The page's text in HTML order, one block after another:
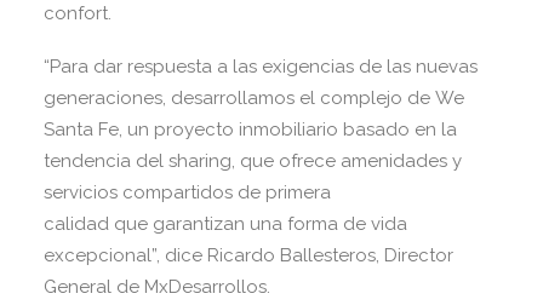
confort.
“Para dar respuesta a las exigencias de las nuevas
generaciones, desarrollamos el complejo de We
Santa Fe, un proyecto inmobiliario basado en la
tendencia del sharing, que ofrece amenidades y
servicios compartidos de primera
calidad que garantizan una forma de vida
excepcional”, dice Ricardo Ballesteros, Director
General de MxDesarrollos.